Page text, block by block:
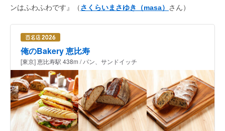
ンはふわふわです』（さくらいまさゆき（masa） さん）
俺のBakery 恵比寿
[東京] 恵比寿駅 438m / パン、サンドイッチ